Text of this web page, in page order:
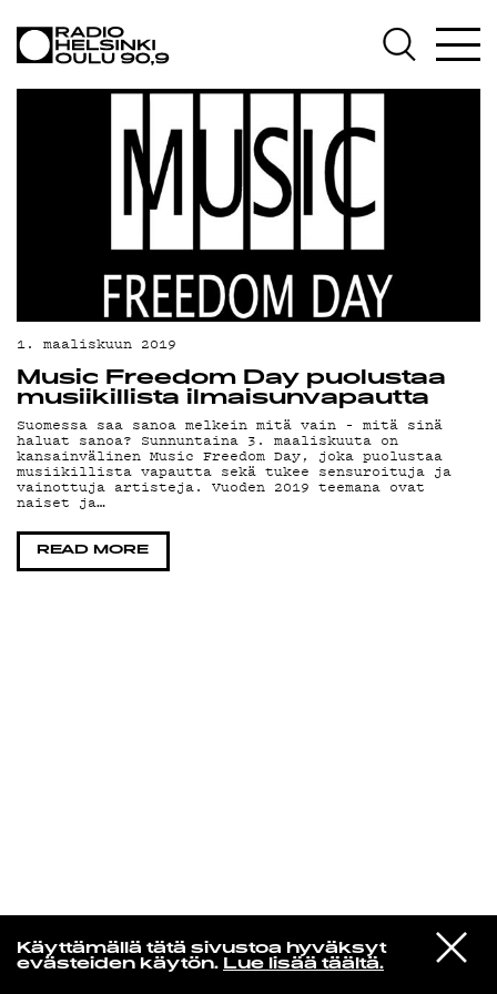
Käyttämällä tätä sivustoa hyväksyt
evästeiden käytön. Lue lisää täältä.
VIESTI
STUDIOON
Litku Klemetti & Tuntematon Numero
Tyhmeliini
AJANKOHTAISTA
OHJELMAT
TEKIJÄT
ON-DEMAND
PODCAST
MAINOSTA
YHTEYSTIEDOT
G LIVELAB
YSTÄVÄKLUBI
TIETOSUOJA
KIRJAUDU SISÄÄN
1. maaliskuun 2019
Music Freedom Day puolustaa
musiikillista ilmaisunvapautta
Suomessa saa sanoa melkein mitä vain – mitä sinä
haluat sanoa? Sunnuntaina 3. maaliskuuta on
kansainvälinen Music Freedom Day, joka puolustaa
musiikillista vapautta sekä tukee sensuroituja ja
vainottuja artisteja. Vuoden 2019 teemana ovat
naiset ja…
READ MORE